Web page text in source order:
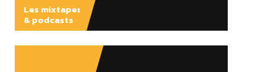
Les mixtapes
& podcasts